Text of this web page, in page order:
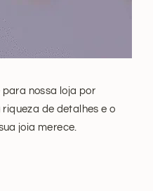
nossa loja por
de detalhes e o
joia merece.